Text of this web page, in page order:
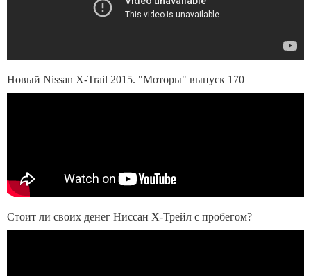
Новый Nissan X-Trail 2015. "Моторы" выпуск 170
Стоит ли своих денег Ниссан Х-Трейл с пробегом?